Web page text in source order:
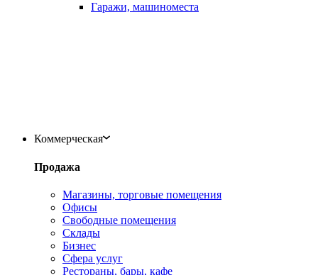
Гаражи, машиноместа
Коммерческая
Продажа
Магазины, торговые помещения
Офисы
Свободные помещения
Склады
Бизнес
Сфера услуг
Рестораны, бары, кафе